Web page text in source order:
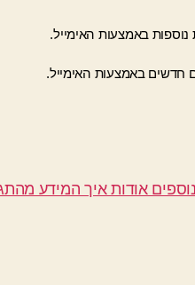
נוספות באמצעות האימייל.
חדשים באמצעות האימייל.
אודות איך המידע